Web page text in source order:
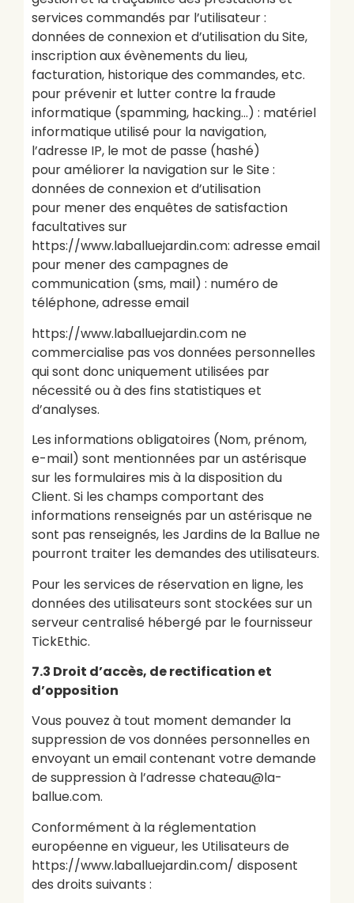
services commandés par l’utilisateur :
données de connexion et d’utilisation du Site,
inscription aux évènements du lieu,
facturation, historique des commandes, etc.
pour prévenir et lutter contre la fraude
informatique (spamming, hacking…) : matériel
informatique utilisé pour la navigation,
l’adresse IP, le mot de passe (hashé)
pour améliorer la navigation sur le Site :
données de connexion et d’utilisation
pour mener des enquêtes de satisfaction
facultatives sur
https://www.laballuejardin.com: adresse email
pour mener des campagnes de
communication (sms, mail) : numéro de
téléphone, adresse email
https://www.laballuejardin.com ne
commercialise pas vos données personnelles
qui sont donc uniquement utilisées par
nécessité ou à des fins statistiques et
d’analyses.
Les informations obligatoires (Nom, prénom,
e-mail) sont mentionnées par un astérisque
sur les formulaires mis à la disposition du
Client. Si les champs comportant des
informations renseignés par un astérisque ne
sont pas renseignés, les Jardins de la Ballue ne
pourront traiter les demandes des utilisateurs.
Pour les services de réservation en ligne, les
données des utilisateurs sont stockées sur un
serveur centralisé hébergé par le fournisseur
TickEthic.
7.3 Droit d’accès, de rectification et
d’opposition
Vous pouvez à tout moment demander la
suppression de vos données personnelles en
envoyant un email contenant votre demande
de suppression à l’adresse chateau@la-
ballue.com.
Conformément à la réglementation
européenne en vigueur, les Utilisateurs de
https://www.laballuejardin.com/ disposent
des droits suivants :